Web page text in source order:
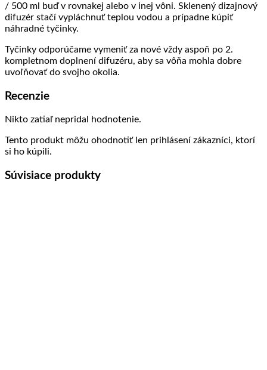
/ 500 ml buď v rovnakej alebo v inej vôni. Sklenený dizajnový
difuzér stačí vypláchnuť teplou vodou a prípadne kúpiť
náhradné tyčinky.
Tyčinky odporúčame vymeniť za nové vždy aspoň po 2.
kompletnom doplnení difuzéru, aby sa vôňa mohla dobre
uvoľňovať do svojho okolia.
Recenzie
Nikto zatiaľ nepridal hodnotenie.
Tento produkt môžu ohodnotiť len prihlásení zákazníci, ktorí
si ho kúpili.
Súvisiace produkty